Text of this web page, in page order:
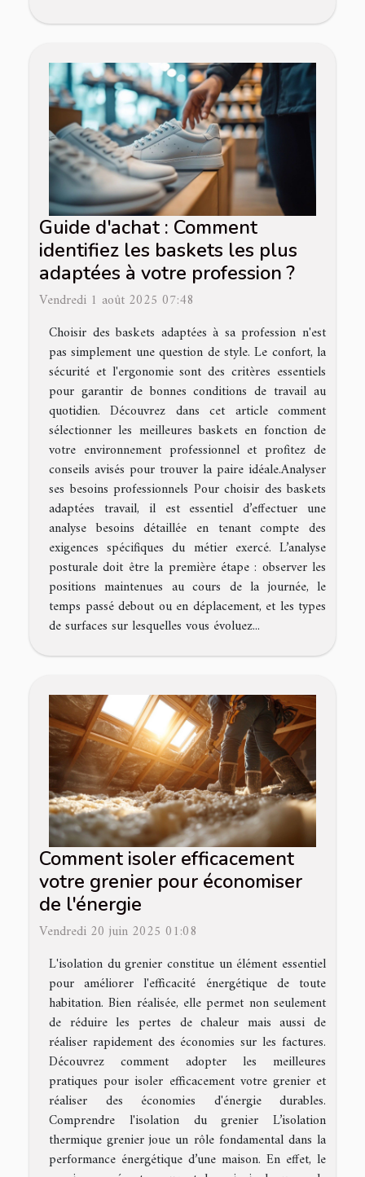
Guide d'achat : Comment
identifiez les baskets les plus
adaptées à votre profession ?
Vendredi 1 août 2025 07:48
Choisir des baskets adaptées à sa profession n'est
pas simplement une question de style. Le confort, la
sécurité et l'ergonomie sont des critères essentiels
pour garantir de bonnes conditions de travail au
quotidien. Découvrez dans cet article comment
sélectionner les meilleures baskets en fonction de
votre environnement professionnel et profitez de
conseils avisés pour trouver la paire idéale.Analyser
ses besoins professionnels Pour choisir des baskets
adaptées travail, il est essentiel d’effectuer une
analyse besoins détaillée en tenant compte des
exigences spécifiques du métier exercé. L’analyse
posturale doit être la première étape : observer les
positions maintenues au cours de la journée, le
temps passé debout ou en déplacement, et les types
de surfaces sur lesquelles vous évoluez...
Comment isoler efficacement
votre grenier pour économiser
de l'énergie
Vendredi 20 juin 2025 01:08
L'isolation du grenier constitue un élément essentiel
pour améliorer l'efficacité énergétique de toute
habitation. Bien réalisée, elle permet non seulement
de réduire les pertes de chaleur mais aussi de
réaliser rapidement des économies sur les factures.
Découvrez comment adopter les meilleures
pratiques pour isoler efficacement votre grenier et
réaliser des économies d'énergie durables.
Comprendre l'isolation du grenier L’isolation
thermique grenier joue un rôle fondamental dans la
performance énergétique d’une maison. En effet, le